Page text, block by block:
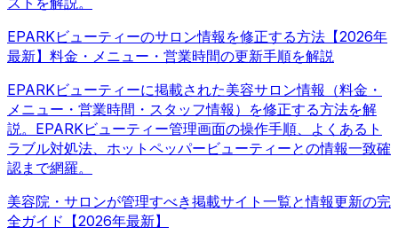
EPARKビューティーのサロン情報を修正する方法【2026年
最新】料金・メニュー・営業時間の更新手順を解説
EPARKビューティーに掲載された美容サロン情報（料金・
メニュー・営業時間・スタッフ情報）を修正する方法を解
説。EPARKビューティー管理画面の操作手順、よくあるト
ラブル対処法、ホットペッパービューティーとの情報一致確
認まで網羅。
美容院・サロンが管理すべき掲載サイト一覧と情報更新の完
全ガイド【2026年最新】